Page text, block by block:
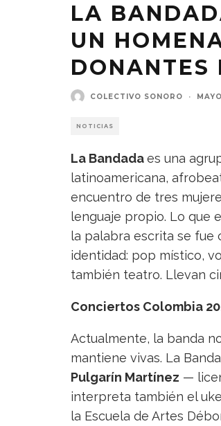
LA
UN
DONANTES
COLECTIVO SONORO ·
NOTICIAS
La Bandadaes una
latinoamericana,
encuentro de tres
lenguaje propio. Lo que
la palabra escrita se fue
identidad: pop místico,
también teatro. Llevan
Conciertos Colombia
Actualmente, la banda
mantiene vivas. La
Pulgarín Martínez —
interpreta también el
la Escuela de Artes